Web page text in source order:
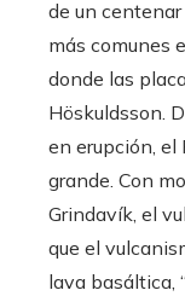
de un
más comunes
donde las
Höskuldsson.
en erupción, el
grande. Con
Grindavík, el
que el
lava basáltica,